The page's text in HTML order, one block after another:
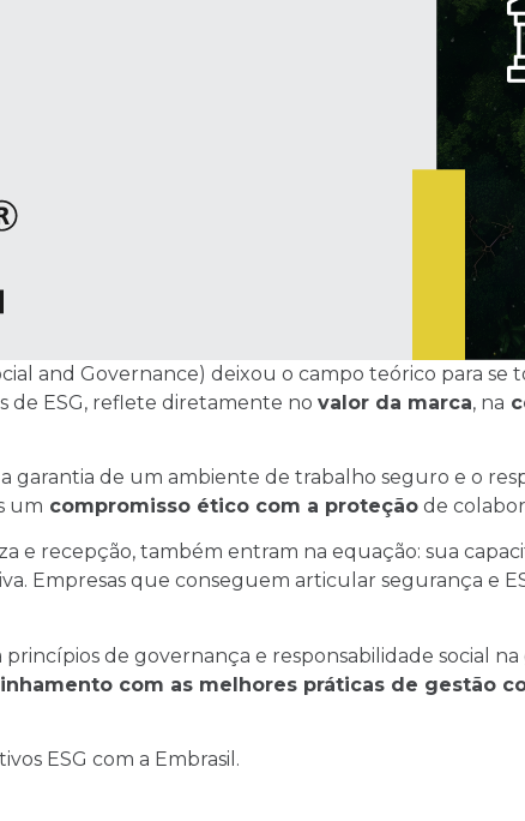
and Governance) deixou o campo teórico para se
de ESG, reflete diretamente no valor da marca, na
garantia de um ambiente de trabalho seguro e o
um compromisso ético com a proteção de
e recepção, também entram na equação: sua
Empresas que conseguem articular segurança e
de governança e responsabilidade social na
com as melhores práticas de gestão
ESG com a Embrasil.